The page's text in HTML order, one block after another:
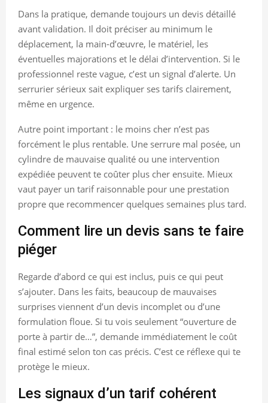
Dans la pratique, demande toujours un devis détaillé
avant validation. Il doit préciser au minimum le
déplacement, la main-d’œuvre, le matériel, les
éventuelles majorations et le délai d’intervention. Si le
professionnel reste vague, c’est un signal d’alerte. Un
serrurier sérieux sait expliquer ses tarifs clairement,
même en urgence.
Autre point important : le moins cher n’est pas
forcément le plus rentable. Une serrure mal posée, un
cylindre de mauvaise qualité ou une intervention
expédiée peuvent te coûter plus cher ensuite. Mieux
vaut payer un tarif raisonnable pour une prestation
propre que recommencer quelques semaines plus tard.
Comment lire un devis sans te faire
piéger
Regarde d’abord ce qui est inclus, puis ce qui peut
s’ajouter. Dans les faits, beaucoup de mauvaises
surprises viennent d’un devis incomplet ou d’une
formulation floue. Si tu vois seulement “ouverture de
porte à partir de…”, demande immédiatement le coût
final estimé selon ton cas précis. C’est ce réflexe qui te
protège le mieux.
Les signaux d’un tarif cohérent